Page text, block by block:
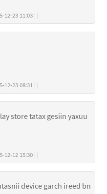
хэзээ бичсэн: 2015-12-23 11:03 | |
Зочин хэзээ бичсэн: 2015-12-23 08:31 | |
store tatax gesiin yaxuu
Зочин хэзээ бичсэн: 2015-12-12 15:30 | |
device garch ireed bn